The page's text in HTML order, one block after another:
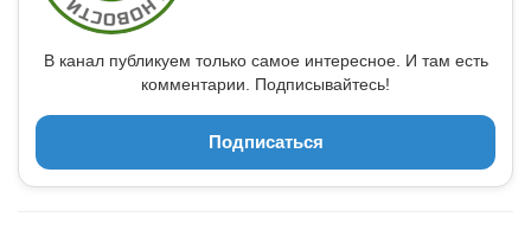
В канал публикуем только самое интересное. И там есть
комментарии. Подписывайтесь!
Подписаться